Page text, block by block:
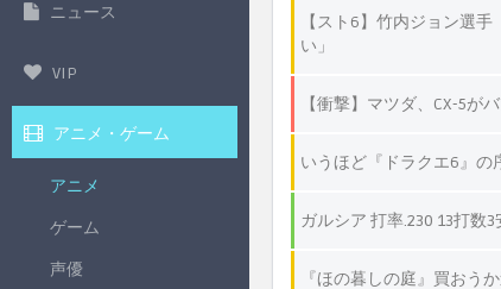
ニュース
VIP
アニメ・ゲーム
アニメ
ゲーム
声優